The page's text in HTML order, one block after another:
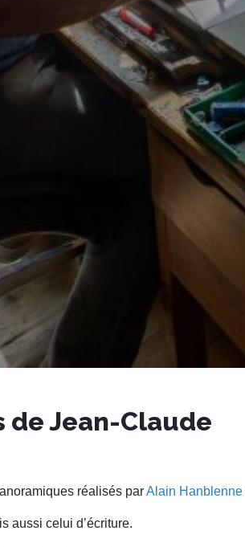
de Jean-Claude
réalisés parAlain Hanblenne
aussi celui d’écriture.